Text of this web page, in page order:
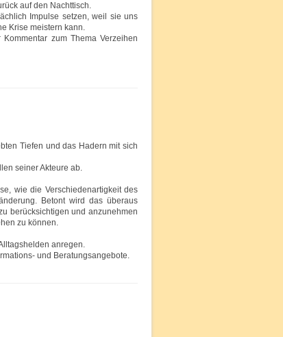
auf den Nachttisch.
Impulse setzen, weil sie uns
Krise meistern kann.
zum Thema Verzeihen
Tiefen und das Hadern mit sich
seiner Akteure ab.
wie die Verschiedenartigkeit des
Betont wird das überaus
berücksichtigen und anzunehmen
zu können.
anregen.
und Beratungsangebote.